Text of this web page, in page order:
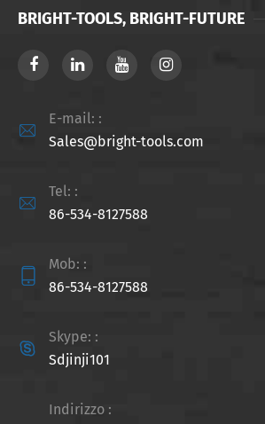
BRIGHT-TOOLS, BRIGHT-FUTURE

E-mail: :
Sales@bright-tools.com

Tel: :
86-534-8127588

Mob: :
86-534-8127588

Skype: :
Sdjinji101
Indirizzo :